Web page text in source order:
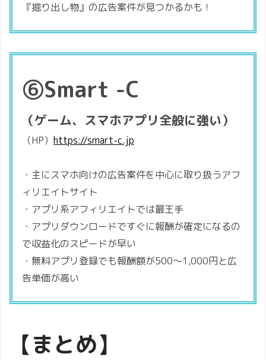
『掘り出し物』の広告案件が見つかるかも！
⑥Smart -C
（ゲーム、スマホアプリ全般に強い）
（HP） https://smart-c.jp
・主にスマホ向けの広告案件を中心に取り扱うアフ
ィリエイトサイト
・アプリ系アフィリエイトでは最王手
・アプリダウンロードですぐに報酬が確定になるの
で収益化のスピードが早い
・無料アプリ登録でも報酬額が500〜1,000円と広
告単価が高い
【まとめ】